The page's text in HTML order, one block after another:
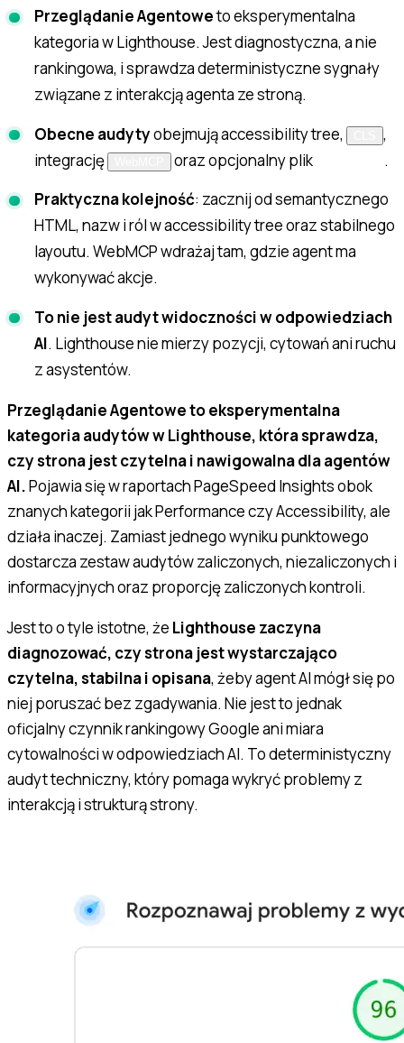
Przeglądanie Agentoweto eksperymentalna
kategoria w Lighthouse. Jest diagnostyczna, a nie
rankingowa, i sprawdza deterministyczne sygnały
związane z interakcją agenta ze stroną.
Obecne audytyobejmują accessibility tree,
,
integrację
oraz opcjonalny plik
.
Praktyczna kolejność: zacznij od semantycznego
HTML, nazw i ról w accessibility tree oraz stabilnego
layoutu. WebMCP wdrażaj tam, gdzie agent ma
wykonywać akcje.
To nie jest audyt widoczności w odpowiedziach
AI. Lighthouse nie mierzy pozycji, cytowań ani ruchu
z asystentów.
Przeglądanie Agentowe to eksperymentalna
kategoria audytów w Lighthouse, która sprawdza,
czy strona jest czytelna i nawigowalna dla agentów
AI.Pojawia się w raportach PageSpeed Insights obok
znanych kategorii jak Performance czy Accessibility, ale
działa inaczej. Zamiast jednego wyniku punktowego
dostarcza zestaw audytów zaliczonych, niezaliczonych i
informacyjnych oraz proporcję zaliczonych kontroli.
Jest to o tyle istotne, że Lighthouse zaczyna
diagnozować, czy strona jest wystarczająco
czytelna, stabilna i opisana, żeby agent AI mógł się po
niej poruszać bez zgadywania. Nie jest to jednak
oficjalny czynnik rankingowy Google ani miara
cytowalności w odpowiedziach AI. To deterministyczny
audyt techniczny, który pomaga wykryć problemy z
interakcją i strukturą strony.